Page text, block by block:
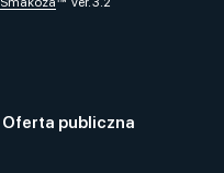
Oferta publiczna